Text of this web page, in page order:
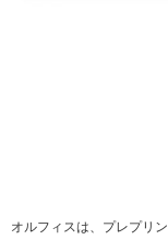
オルフィスは、プレプリ